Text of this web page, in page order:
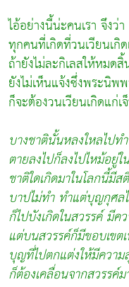
ไอ้อย่างนี้น่ะคนเรา จึงว่า
ทุกคนที่เกิดที่วนเวียนเกิ
ถ้ายังไม่ละกิเลสให้หมดสิ้
ยังไม่เห็นแจ้งซึ่งพระนิพ
ก็จะต้องวนเวียนเกิดแก่
บางชาตินั้นหลงใหลไป
ตายลงไปก็ลงไปไหม้อ
ชาติใดเกิดมาในโลกนี้
บาปไม่ทำ ทำแต่บุญกุศล
ก็ไปบังเกิดในสวรรค์ มี
แต่บนสวรรค์ก็มีขอบเขต
บุญที่ไปตกแต่งให้มีควา
ก็ต้องเคลื่อนจากสวรรค์